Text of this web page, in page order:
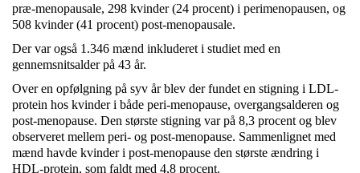
præ-menopausale, 298 kvinder (24 procent) i perimenopausen, og
508 kvinder (41 procent) post-menopausale.
Der var også 1.346 mænd inkluderet i studiet med en
gennemsnitsalder på 43 år.
Over en opfølgning på syv år blev der fundet en stigning i LDL-
protein hos kvinder i både peri-menopause, overgangsalderen og
post-menopause. Den største stigning var på 8,3 procent og blev
observeret mellem peri- og post-menopause. Sammenlignet med
mænd havde kvinder i post-menopause den største ændring i
HDL-protein, som faldt med 4,8 procent.